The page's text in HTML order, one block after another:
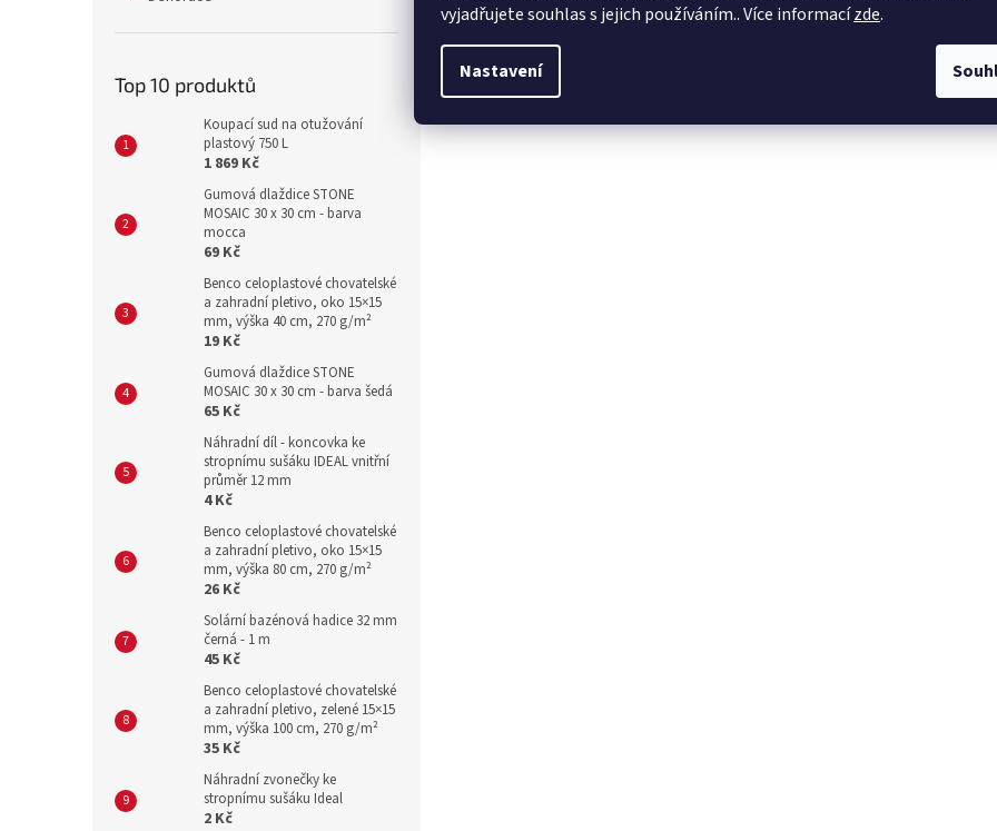
vyjadřujete souhlas s jejich používáním.. Více informacízde.
Nastavení
Top 10 produktů
Koupací sud na otužování
plastový 750 L
1 869 Kč
Gumová dlaždice STONE
MOSAIC 30 x 30 cm - barva
mocca
69 Kč
Benco celoplastové chovatelské
a zahradní pletivo, oko 15×15
mm, výška 40 cm, 270 g/m²
19 Kč
Gumová dlaždice STONE
MOSAIC 30 x 30 cm - barva šedá
65 Kč
Náhradní díl - koncovka ke
stropnímu sušáku IDEAL vnitřní
průměr 12 mm
4 Kč
Benco celoplastové chovatelské
a zahradní pletivo, oko 15×15
mm, výška 80 cm, 270 g/m²
26 Kč
Solární bazénová hadice 32 mm
černá - 1 m
45 Kč
Benco celoplastové chovatelské
a zahradní pletivo, zelené 15×15
mm, výška 100 cm, 270 g/m²
35 Kč
Náhradní zvonečky ke
stropnímu sušáku Ideal
2 Kč